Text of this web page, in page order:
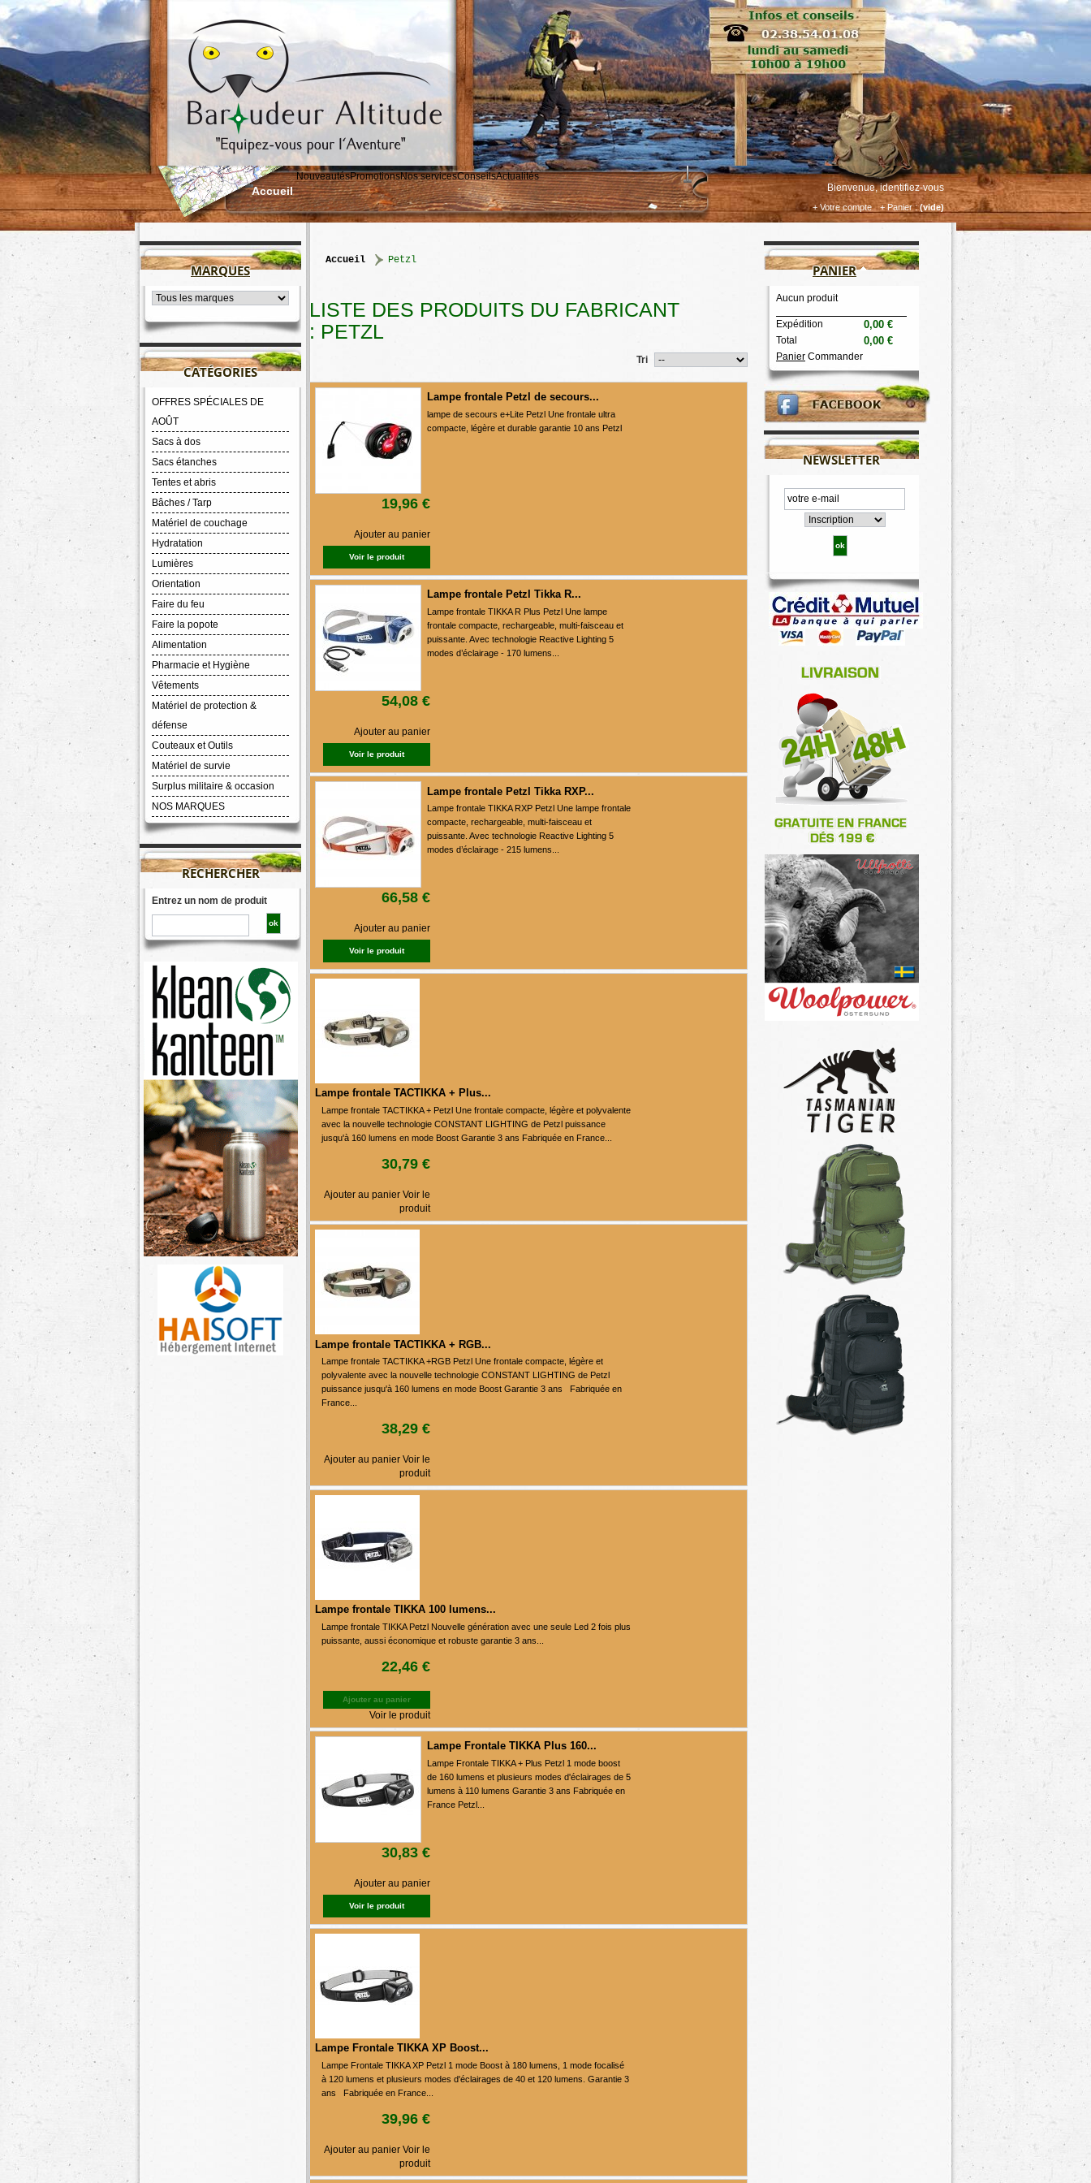
Accueil
NouveautésPromotionsNos servicesConseilsActualités
Bienvenue, identifiez-vous
+ Panier : (vide)
+ Votre compte
MARQUES
CATÉGORIES
OFFRES SPÉCIALES DE
AOÛT
Sacs à dos
Sacs étanches
Tentes et abris
Bâches / Tarp
Matériel de couchage
Hydratation
Lumières
Orientation
Faire du feu
Faire la popote
Alimentation
Pharmacie et Hygiène
Vêtements
Matériel de protection &
défense
Couteaux et Outils
Matériel de survie
Surplus militaire & occasion
NOS MARQUES
RECHERCHER
Entrez un nom de produit
accueil > Petzl
LISTE DES PRODUITS DU FABRICANT
: PETZL
Tri
Lampe frontale Petzl de secours...
lampe de secours e+Lite Petzl Une frontale ultra
compacte, légère et durable garantie 10 ans Petzl
19,96 €
Ajouter au panier
Voir le produit
Lampe frontale Petzl Tikka R...
Lampe frontale TIKKA R Plus Petzl Une lampe
frontale compacte, rechargeable, multi-faisceau et
puissante. Avec technologie Reactive Lighting 5
modes d’éclairage - 170 lumens...
54,08 €
Ajouter au panier
Voir le produit
Lampe frontale Petzl Tikka RXP...
Lampe frontale TIKKA RXP Petzl Une lampe frontale
compacte, rechargeable, multi-faisceau et
puissante. Avec technologie Reactive Lighting 5
modes d’éclairage - 215 lumens...
66,58 €
Ajouter au panier
Voir le produit
Lampe frontale TACTIKKA + Plus...
Lampe frontale TACTIKKA + Petzl Une frontale compacte, légère et polyvalente
avec la nouvelle technologie CONSTANT LIGHTING de Petzl puissance
jusqu'à 160 lumens en mode Boost Garantie 3 ans Fabriquée en France...
30,79 €
Ajouter au panier Voir le
produit
Lampe frontale TACTIKKA + RGB...
Lampe frontale TACTIKKA +RGB Petzl Une frontale compacte, légère et
polyvalente avec la nouvelle technologie CONSTANT LIGHTING de Petzl
puissance jusqu'à 160 lumens en mode Boost Garantie 3 ans Fabriquée en
France...
38,29 €
Ajouter au panier Voir le
produit
Lampe frontale TIKKA 100 lumens...
Lampe frontale TIKKA Petzl Nouvelle génération avec une seule Led 2 fois plus
puissante, aussi économique et robuste garantie 3 ans...
22,46 €
Ajouter au panier
Voir le produit
Lampe Frontale TIKKA Plus 160...
Lampe Frontale TIKKA + Plus Petzl 1 mode boost
de 160 lumens et plusieurs modes d'éclairages de 5
lumens à 110 lumens Garantie 3 ans Fabriquée en
France Petzl...
30,83 €
Ajouter au panier
Voir le produit
Lampe Frontale TIKKA XP Boost...
Lampe Frontale TIKKA XP Petzl 1 mode Boost à 180 lumens, 1 mode focalisé
à 120 lumens et plusieurs modes d'éclairages de 40 et 120 lumens. Garantie 3
ans Fabriquée en France...
39,96 €
Ajouter au panier Voir le
produit
PANIER
Aucun produit
Expédition 0,00 €
Total 0,00 €
Panier Commander
NEWSLETTER